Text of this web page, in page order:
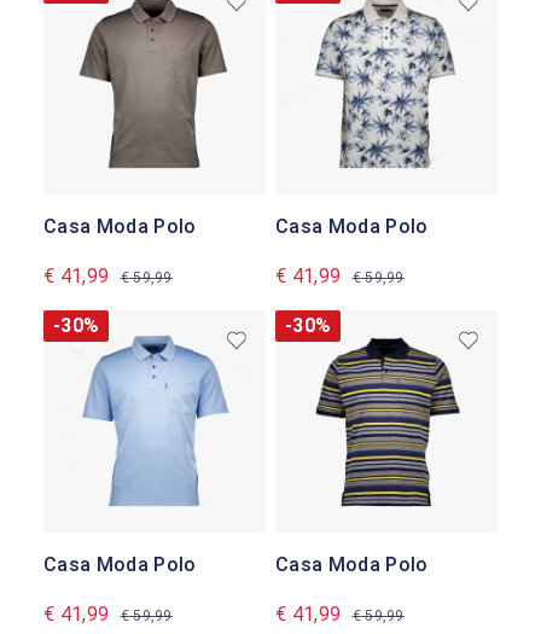
Casa Moda Polo
€ 41,99 € 59,99
Casa Moda Polo
€ 41,99 € 59,99
-30%
Casa Moda Polo
€ 41,99 € 59,99
-30%
Casa Moda Polo
€ 41,99 € 59,99